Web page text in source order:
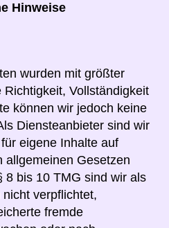
Hinweise
wurden mit größter
Vollständigkeit
können wir jedoch keine
Diensteanbieter sind wir
eigene Inhalte auf
allgemeinen Gesetzen
8 bis 10 TMG sind wir als
verpflichtet,
fremde